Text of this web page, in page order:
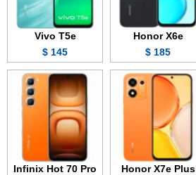
Honor X6e
185 $
Vivo T5e
145 $
Honor X7e Plus
Infinix Hot 70 Pro